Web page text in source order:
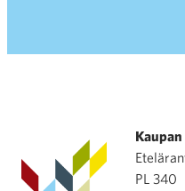
PL 340